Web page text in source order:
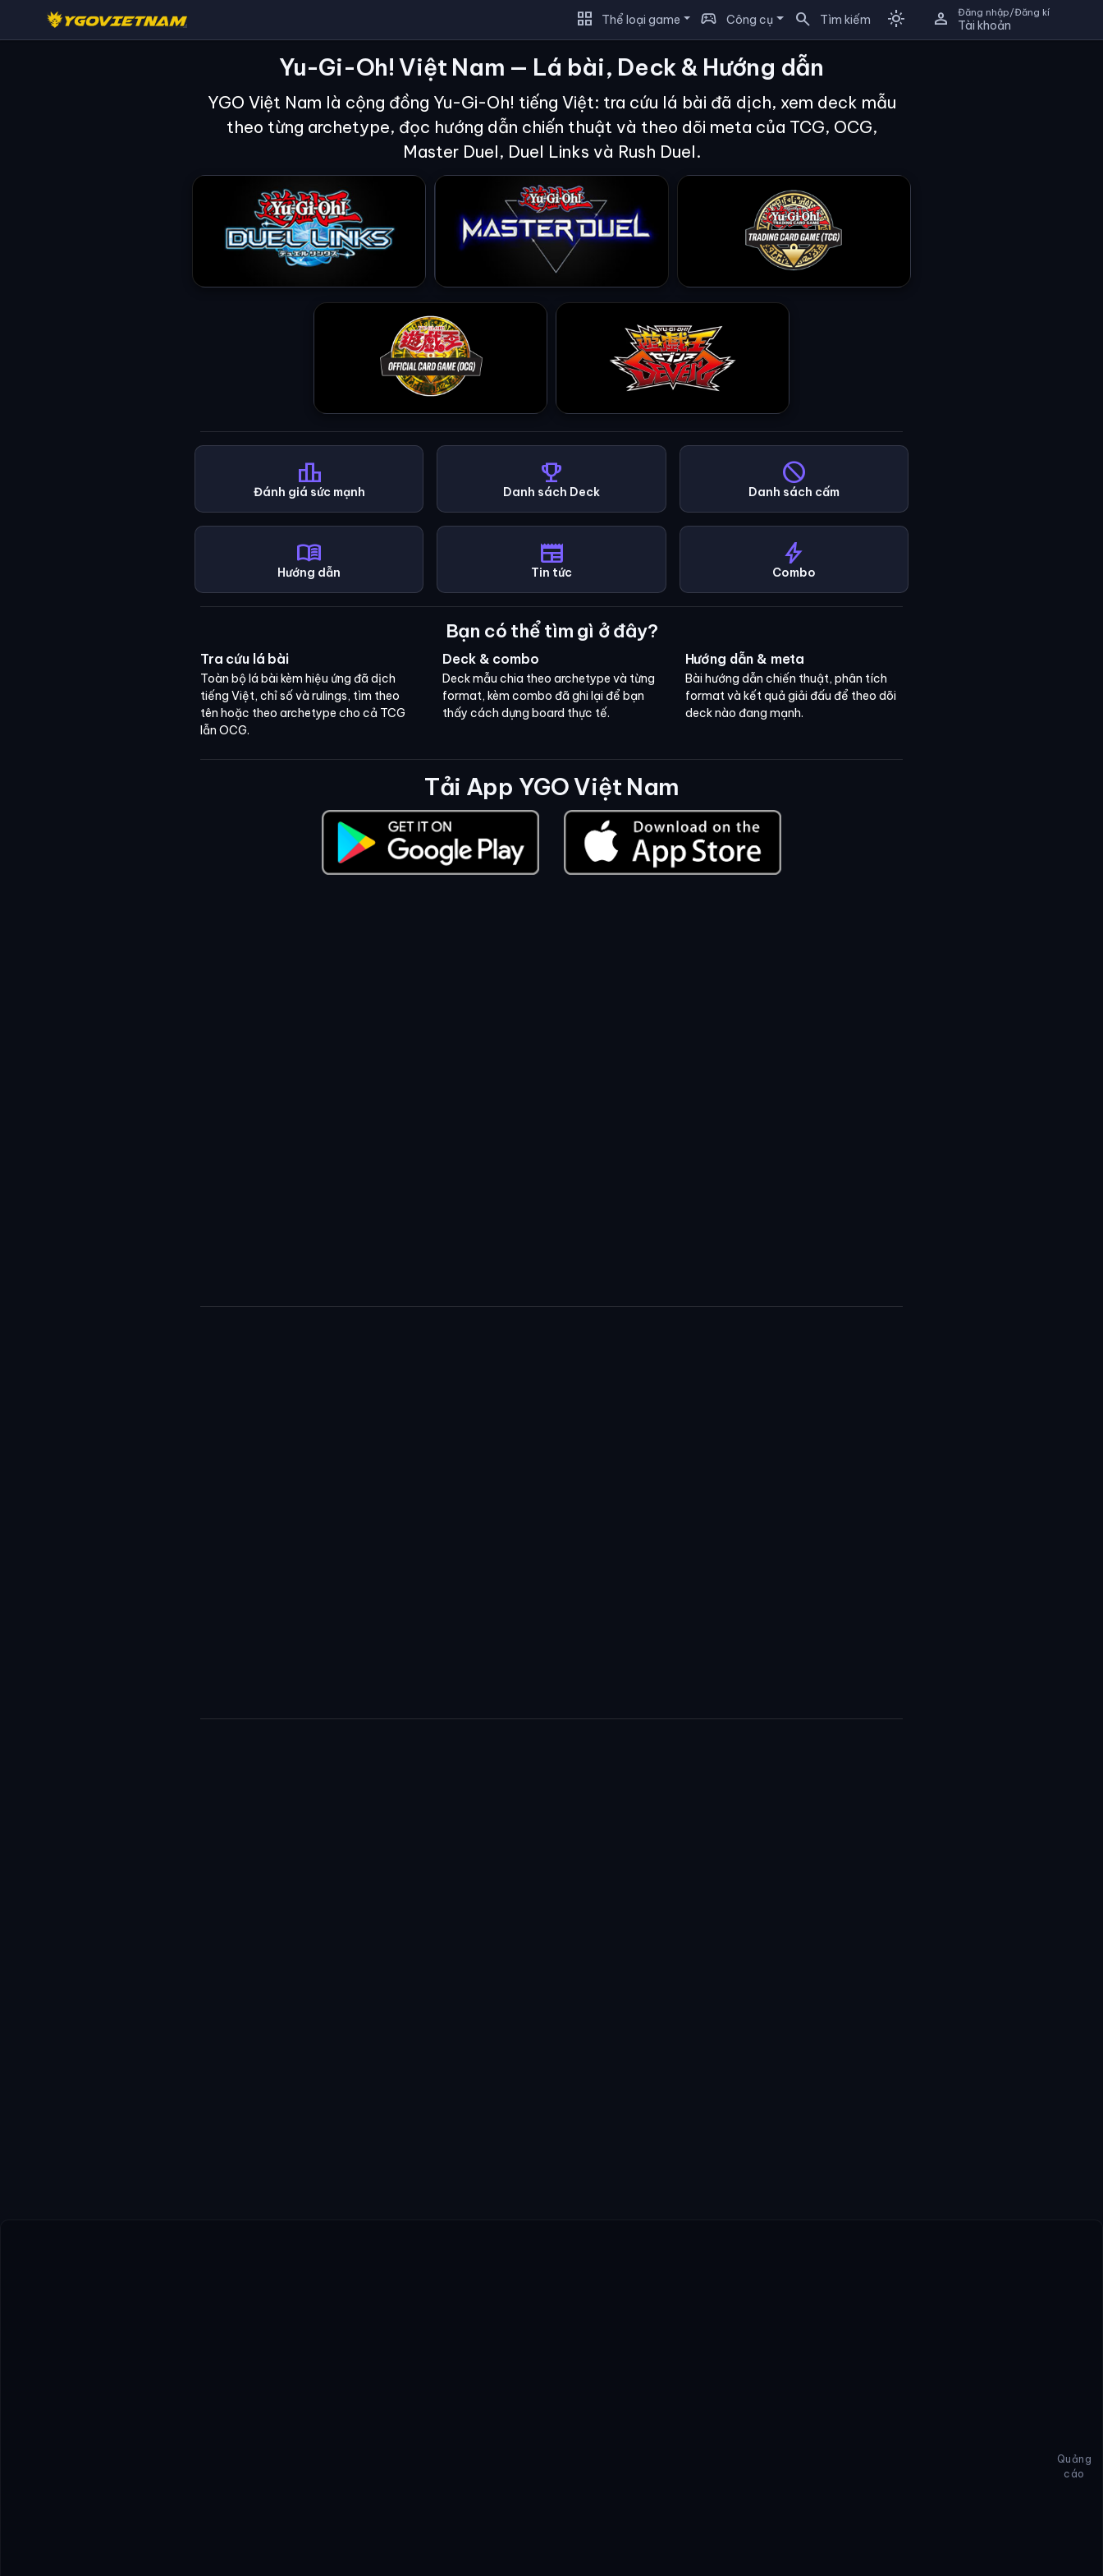
grid_view Thể loại game sports_esports Công cụ search Tìm kiếm light_mode person Đăng nhập/Đăng kí
Tài khoản
Yu-Gi-Oh! Việt Nam — Lá bài, Deck & Hướng dẫn
YGO Việt Nam là cộng đồng Yu-Gi-Oh! tiếng Việt: tra cứu lá bài đã dịch, xem deck mẫu
theo từng archetype, đọc hướng dẫn chiến thuật và theo dõi meta của TCG, OCG,
Master Duel, Duel Links và Rush Duel.
leaderboard
Đánh giá sức mạnh
emoji_events
Danh sách Deck
block
Danh sách cấm
menu_book
Hướng dẫn
newspaper
Tin tức
bolt
Combo
Bạn có thể tìm gì ở đây?
Tra cứu lá bài
Toàn bộ lá bài kèm hiệu ứng đã dịch
tiếng Việt, chỉ số và rulings, tìm theo
tên hoặc theo archetype cho cả TCG
lẫn OCG.
Deck & combo
Deck mẫu chia theo archetype và từng
format, kèm combo đã ghi lại để bạn
thấy cách dựng board thực tế.
Hướng dẫn & meta
Bài hướng dẫn chiến thuật, phân tích
format và kết quả giải đấu để theo dõi
deck nào đang mạnh.
Tải App YGO Việt Nam